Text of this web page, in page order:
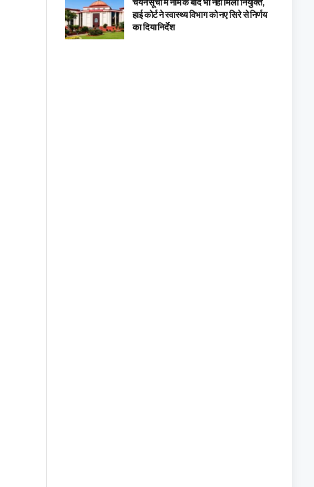
चयन सूची में नाम के बाद भी नहीं मिली नियुक्ति,
हाई कोर्ट ने स्वास्थ्य विभाग को नए सिरे से निर्णय
का दिया निर्देश